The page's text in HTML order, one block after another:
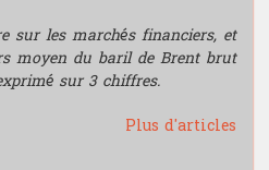
sur les marchés financiers, et
moyen du baril de Brent brut
sur 3 chiffres.
Plus d'articles